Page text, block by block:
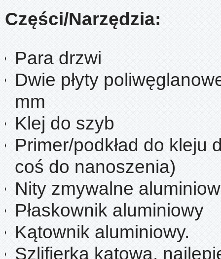
Części/Narzędzia:
Para drzwi
Dwie płyty
mm
Klej do szyb
Primer/podkład do kleju
coś do nanoszenia)
Nity zmywalne
Płaskownik aluminiowy
Kątownik aluminiowy.
Szlifierka kątowa,